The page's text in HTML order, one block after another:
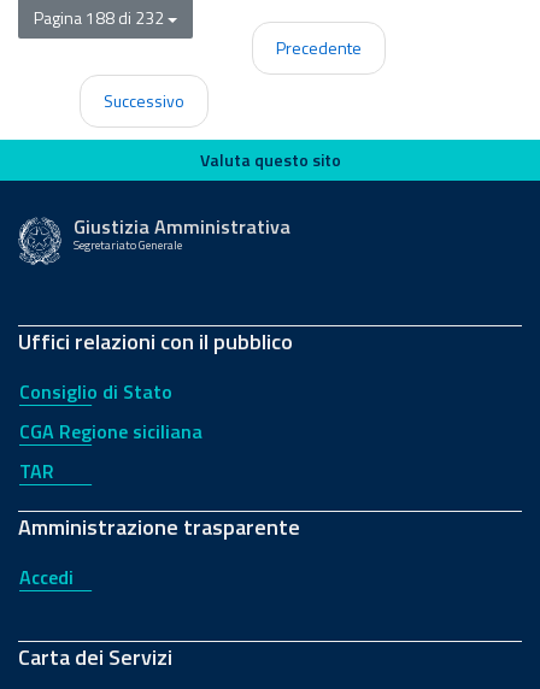
Pagina 188 di 232
Precedente
Successivo
Valuta questo sito
Valuta questo sito
Giustizia Amministrativa
Segretariato Generale
Uffici relazioni con il pubblico
Consiglio di Stato
CGA Regione siciliana
TAR
Amministrazione trasparente
Accedi
Carta dei Servizi